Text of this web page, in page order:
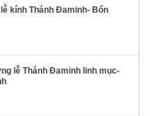
kính Thánh Đaminh- Bổn
lễ Thánh Đaminh linh mục-